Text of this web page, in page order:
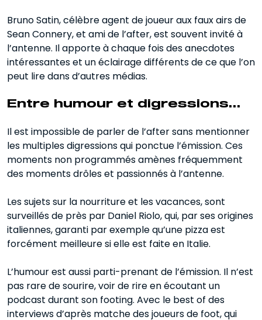
Bruno Satin, célèbre agent de joueur aux faux airs de
Sean Connery, et ami de l’after, est souvent invité à
l’antenne. Il apporte à chaque fois des anecdotes
intéressantes et un éclairage différents de ce que l’on
peut lire dans d’autres médias.
Entre humour et digressions…
Il est impossible de parler de l’after sans mentionner
les multiples digressions qui ponctue l’émission. Ces
moments non programmés amènes fréquemment
des moments drôles et passionnés à l’antenne.
Les sujets sur la nourriture et les vacances, sont
surveillés de près par Daniel Riolo, qui, par ses origines
italiennes, garanti par exemple qu’une pizza est
forcément meilleure si elle est faite en Italie.
L’humour est aussi parti-prenant de l’émission. Il n’est
pas rare de sourire, voir de rire en écoutant un
podcast durant son footing. Avec le best of des
interviews d’après matche des joueurs de foot, qui